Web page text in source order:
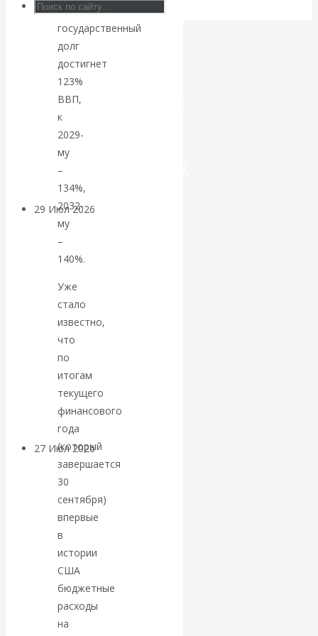
Искусственный
интеллект —
революционный
переход к
посткапитализму
29 Июл 2026
финансовая олигархия
Валентин
Катасонов.
«Мировые
ростовщики»:
вчера и сегодня
27 Июл 2026Мировая
валютная система
Валентин
КАтасонов.
«МЕТОД
ОТМЫВАНИЯ
м
государственный
долг
достигнет
123%
ВВП,
к
2029-
му
–
134%,
2032-
му
–
140%.
Уже
стало
известно,
что
по
итогам
текущего
финансового
года
(который
завершается
30
сентября)
впервые
в
истории
США
бюджетные
расходы
на